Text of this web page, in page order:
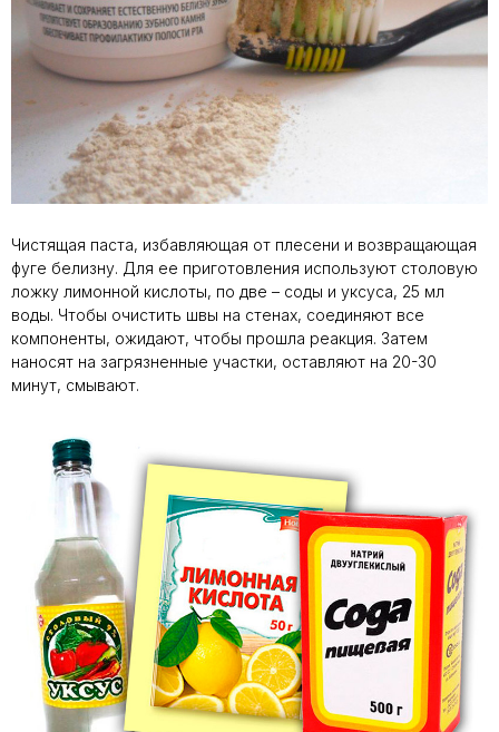
Чистящая паста, избавляющая от плесени и возвращающая
фуге белизну. Для ее приготовления используют столовую
ложку лимонной кислоты, по две – соды и уксуса, 25 мл
воды. Чтобы очистить швы на стенах, соединяют все
компоненты, ожидают, чтобы прошла реакция. Затем
наносят на загрязненные участки, оставляют на 20-30
минут, смывают.